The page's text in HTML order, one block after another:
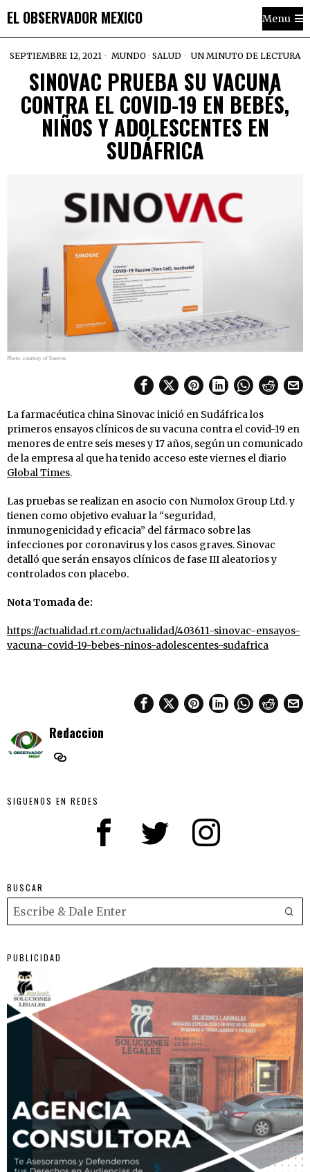
EL OBSERVADOR MEXICO Menu
SEPTIEMBRE 12, 2021 MUNDO · SALUD UN MINUTO DE LECTURA
SINOVAC PRUEBA SU VACUNA
CONTRA EL COVID-19 EN BEBÉS,
NIÑOS Y ADOLESCENTES EN
SUDÁFRICA
La farmacéutica china Sinovac inició en Sudáfrica los
primeros ensayos clínicos de su vacuna contra el covid-19 en
menores de entre seis meses y 17 años, según un comunicado
de la empresa al que ha tenido acceso este viernes el diario
Global Times.
Las pruebas se realizan en asocio con Numolox Group Ltd. y
tienen como objetivo evaluar la “seguridad,
inmunogenicidad y eficacia” del fármaco sobre las
infecciones por coronavirus y los casos graves. Sinovac
detalló que serán ensayos clínicos de fase III aleatorios y
controlados con placebo.
Nota Tomada de:
https://actualidad.rt.com/actualidad/403611-sinovac-ensayos-
vacuna-covid-19-bebes-ninos-adolescentes-sudafrica
Redaccion
SIGUENOS EN REDES
BUSCAR
PUBLICIDAD